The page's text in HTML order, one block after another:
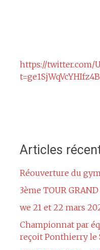
https://twitter.com/
Articles
Réouverture du
3ème TOUR
we 21 et 22 mars
Championnat par
reçoit Ponthierry le